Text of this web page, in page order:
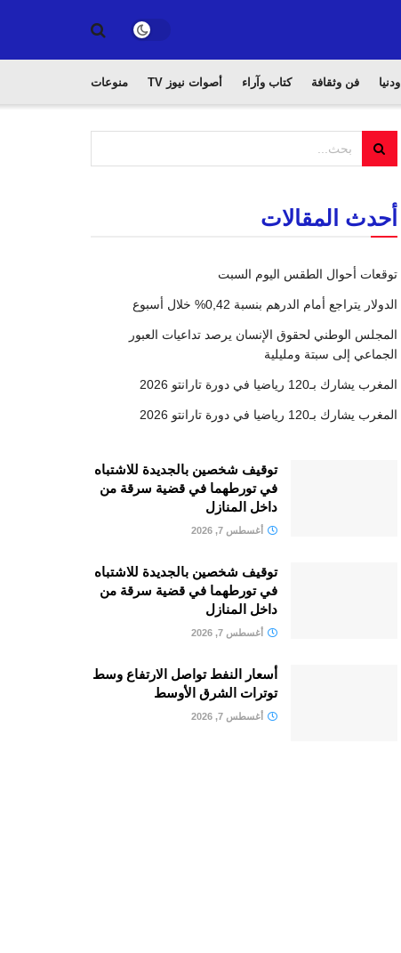
فن وثقافة كتاب وآراء أصوات نيوز TV منوعات
أحدث المقالات
توقعات أحوال الطقس اليوم السبت
الدولار يتراجع أمام الدرهم بنسبة 0,42% خلال أسبوع
المجلس الوطني لحقوق الإنسان يرصد تداعيات العبور
الجماعي إلى سبتة ومليلية
المغرب يشارك بـ120 رياضيا في دورة تارانتو 2026
المغرب يشارك بـ120 رياضيا في دورة تارانتو 2026
توقيف شخصين بالجديدة للاشتباه
في تورطهما في قضية سرقة من
داخل المنازل
أغسطس 7, 2026
توقيف شخصين بالجديدة للاشتباه
في تورطهما في قضية سرقة من
داخل المنازل
أغسطس 7, 2026
أسعار النفط تواصل الارتفاع وسط
توترات الشرق الأوسط
أغسطس 7, 2026